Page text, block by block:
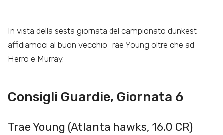
In vista della sesta giornata del campionato dunkest
affidiamoci al buon vecchio Trae Young oltre che ad
Herro e Murray.
Consigli Guardie, Giornata 6
Trae Young (Atlanta hawks, 16.0 CR)